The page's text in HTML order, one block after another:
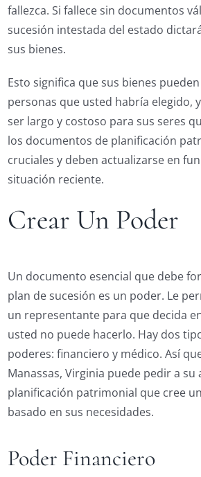
fallezca. Si fallece sin documentos
sucesión intestada del estado
sus bienes.
Esto significa que sus bienes
personas que usted habría elegido,
ser largo y costoso para sus seres
los documentos de planificación
cruciales y deben actualizarse en
situación reciente.
Crear Un Poder
Un documento esencial que debe
plan de sucesión es un poder. Le
un representante para que decida
usted no puede hacerlo. Hay dos
poderes: financiero y médico. Así
Manassas, Virginia puede pedir a su
planificación patrimonial que cree
basado en sus necesidades.
Poder Financiero